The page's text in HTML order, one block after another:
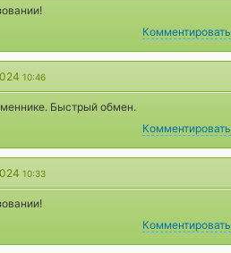
Комментировать
10:46
Быстрый обмен.
Комментировать
10:33
Комментировать